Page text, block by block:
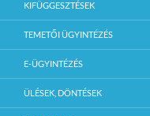
KIFÜGGESZTÉSEK
TEMETŐI ÜGYINTÉZÉS
E-ÜGYINTÉZÉS
ÜLÉSEK, DÖNTÉSEK